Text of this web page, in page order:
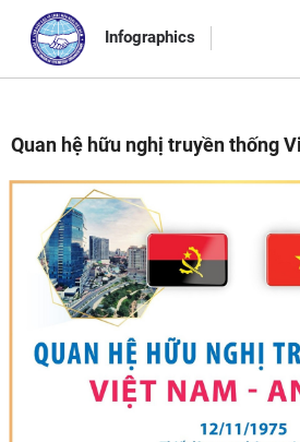
DANH MỤC
Infographics
Quan hệ hữu nghị truyền thống